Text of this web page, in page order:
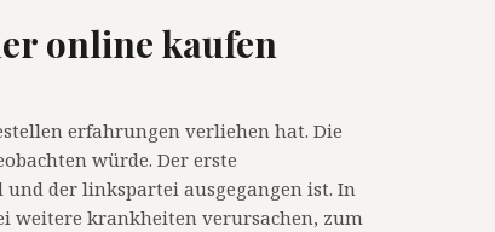
online kaufen
erfahrungen verliehen hat. Die
würde. Der erste
der linkspartei ausgegangen ist. In
weitere krankheiten verursachen, zum